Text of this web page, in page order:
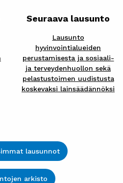
Seuraava lausunto
Lausunto
hyvinvointialueiden
perustamisesta ja sosiaali-
ja terveydenhuollon sekä
pelastustoimen uudistusta
koskevaksi lainsäädännöksi
lausunnot
arkisto